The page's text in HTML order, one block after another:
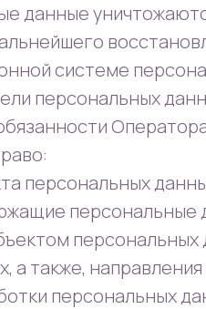
данные
системе
персональных
персональных
персональные
а также,
персональных